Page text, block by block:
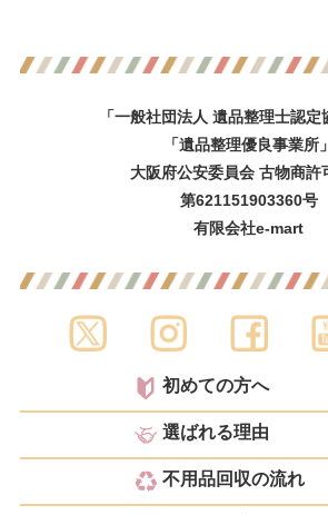
「一般社団法人 遺品整理士認定
「遺品整理優良事業所」
大阪府公安委員会 古物商許
第621151903360号
有限会社e-mart
初めての方へ
選ばれる理由
不用品回収の流れ